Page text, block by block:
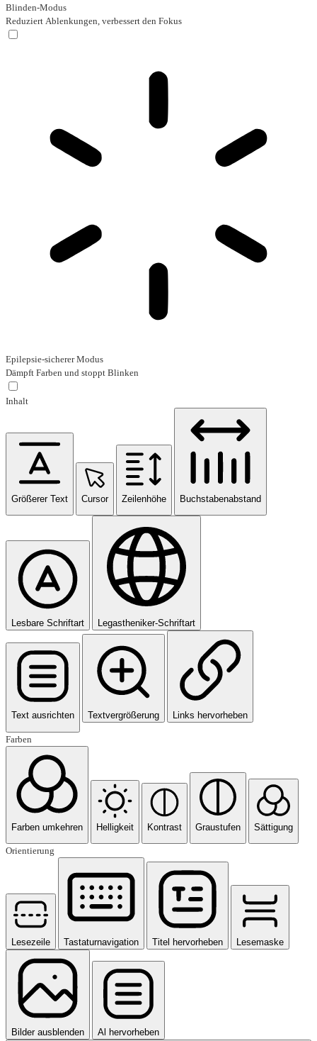
Blinden-Modus
Reduziert Ablenkungen, verbessert den Fokus
Epilepsie-sicherer Modus
Dämpft Farben und stoppt Blinken
Inhalt
Größerer Text Cursor Zeilenhöhe Buchstabenabstand
Lesbare Schriftart Legastheniker-Schriftart
Text ausrichten Textvergrößerung Links hervorheben
Farben
Farben umkehren Helligkeit Kontrast Graustufen Sättigung
Orientierung
Lesezeile Tastaturnavigation Titel hervorheben Lesemaske
Bilder ausblenden
Al hervorheben